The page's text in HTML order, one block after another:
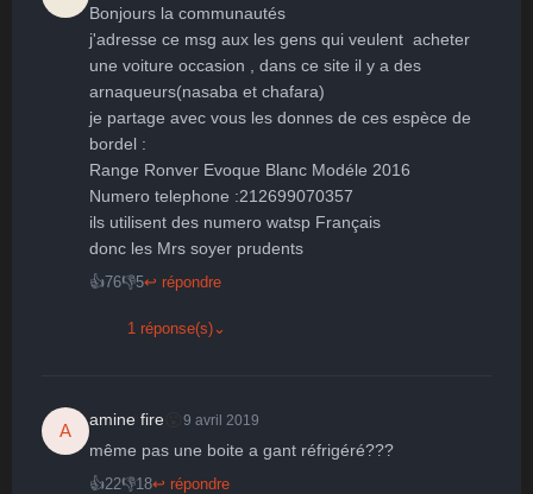
Bonjours la communautés
j'adresse ce msg aux les gens qui veulent  acheter
une voiture occasion , dans ce site il y a des
arnaqueurs(nasaba et chafara)
je partage avec vous les donnes de ces espèce de
bordel :
Range Ronver Evoque Blanc Modéle 2016
Numero telephone :212699070357
ils utilisent des numero watsp Français
👍76👎5↩ répondre
1 réponse(s) ⌄
A
amine fire 9 avril 2019
même pas une boite a gant réfrigéré???
👍22👎18↩ répondre